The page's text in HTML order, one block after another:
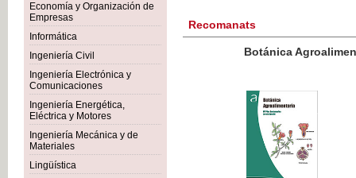
Economía y Organización de
Empresas
Informática
Ingeniería Civil
Ingeniería Electrónica y
Comunicaciones
Ingeniería Energética,
Eléctrica y Motores
Ingeniería Mecánica y de
Materiales
Lingüística
Recomanats
Botánica Agroalimentaria